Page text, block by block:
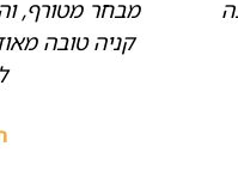
מבחר מטורף,
קניה טובה